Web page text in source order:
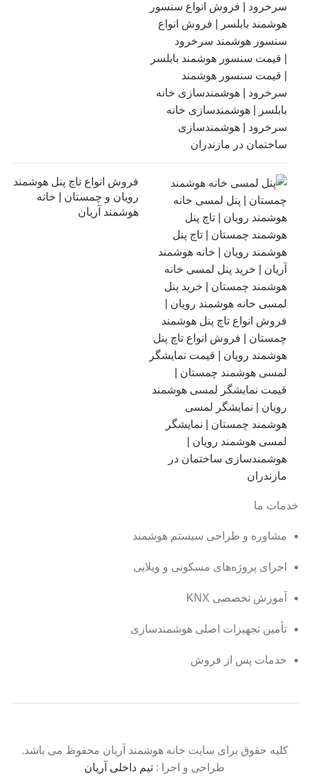
فروش انواع تاچ پنل هوشمند
رویان و چمستان | خانه
هوشمند آریان
خدمات ما
مشاوره و طراحی سیستم هوشمند
اجرای پروژه‌های مسکونی و ویلایی
آموزش تخصصی KNX
تأمین تجهیزات اصلی هوشمندسازی
خدمات پس از فروش
کلیه حقوق برای سایت خانه هوشمند آریان محفوظ می باشد.
طراحی و اجرا : تیم داخلی آریان